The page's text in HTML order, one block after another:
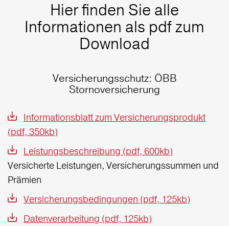
Hier finden Sie alle
Informationen als pdf zum
Download
Versicherungsschutz: ÖBB
Stornoversicherung
Informationsblatt zum Versicherungsprodukt
(pdf, 350kb)
Leistungsbeschreibung (pdf, 600kb)
Versicherte Leistungen, Versicherungssummen und
Prämien
Versicherungsbedingungen (pdf, 125kb)
Datenverarbeitung (pdf, 125kb)